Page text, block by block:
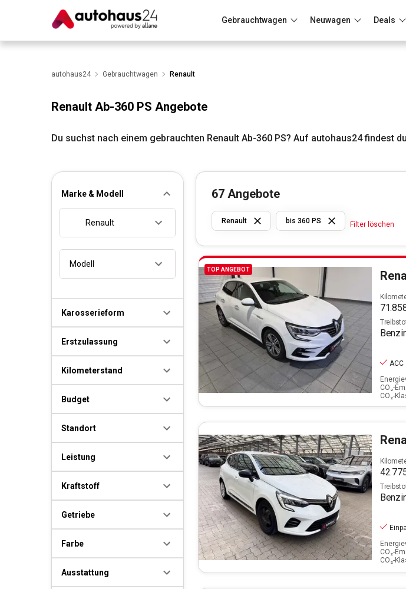
Gebrauchtwagen Neuwagen Deals
Wir bewerten dein AutoRund um die Inzahlungnahme
autohaus24 Gebrauchtwagen Renault
Renault Ab-360 PS Angebote
Du suchst nach einem gebrauchten Renault Ab-360 PS? Auf autohaus24 findest
Marke & Modell
Renault
Modell
Karosserieform
Erstzulassung
Kilometerstand
Budget
Standort
Leistung
Kraftstoff
Getriebe
Farbe
Ausstattung
67 Angebote
Renault bis 360 PS Filter löschen
TOP ANGEBOT
ACC
CO₂-
CO₂-
CO₂-
CO₂-